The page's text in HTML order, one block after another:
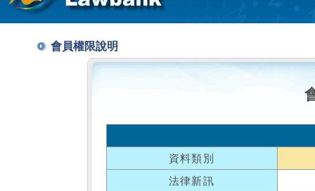
會員權限說明
資料類別
法律新訊